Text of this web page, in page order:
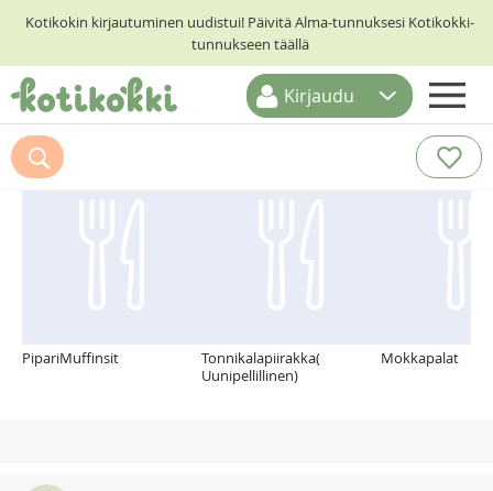
Kotikokin kirjautuminen uudistui! Päivitä Alma-tunnuksesi Kotikokki-
tunnukseen täällä
ETUSIVU
RESEPTIHAKU
Kirjaudu
Suosittelemme myös
PipariMuffinsit
Tonnikalapiirakka(
Uunipellillinen)
Mokkapalat